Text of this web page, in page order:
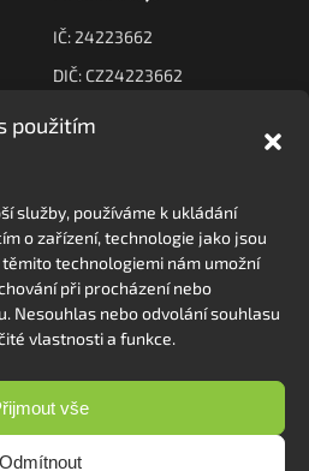
použitím
služby, používáme k ukládání
o zařízení, technologie jako jsou
technologiemi nám umožní
při procházení nebo
Nesouhlas nebo odvolání souhlasu
vlastnosti a funkce.
vše
Odmítnout
IČ: 24223662
DIČ: CZ24223662
Navigace
O nás
Kontakt